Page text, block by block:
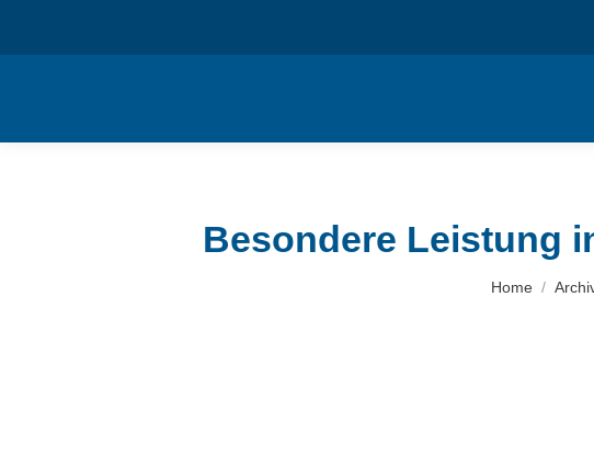
Besondere Leistung
Home